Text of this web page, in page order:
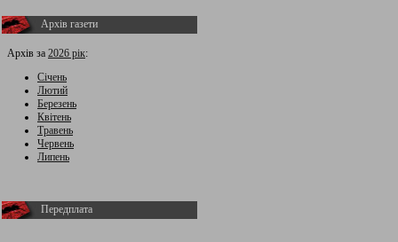
Архів газети
Архів за 2026 рік:
Січень
Лютий
Березень
Квітень
Травень
Червень
Липень
Передплата